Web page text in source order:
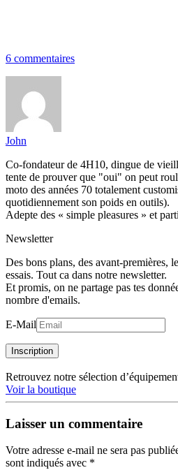
6 commentaires
John
Co-fondateur de 4H10, dingue de
tente de prouver que "oui" on peut
moto des années 70 totalement
quotidiennement son poids en outils).
Adepte des « simple pleasures » et
Newsletter
Des bons plans, des avant-premières,
essais. Tout ca dans notre newsletter.
Et promis, on ne partage pas tes
nombre d'emails.
E-Mail
Inscription
Retrouvez notre sélection
Voir la boutique
Laisser un commentaire
Votre adresse e-mail ne sera pas
sont indiqués avec *